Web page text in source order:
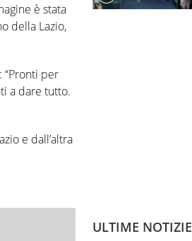
è stata
della Lazio,
“Pronti per
a dare tutto.
e dall’altra
ULTIME NOTIZIE